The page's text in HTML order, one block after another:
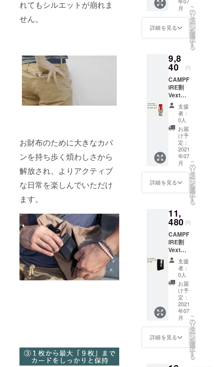
れてもシルエットが崩れま
せん。
お財布のために大きなカバ
ンを持ち歩く煩わしさから
解放され、よりアクティブ
な日常を楽しんでいただけ
ます。
と、予
めご了
ます。
価格が
販売予
定価格
より下
ます。
※使用感
返品に
など、
支援者
様都合
による
返品は
お受け
できま
せんこ
と、予
めご了
承願い
造工程
上の都
合等に
より出
があり
ます。
※皆様の
応援購
入によ
り量産
効率が
向上し
た場
合、正
規販売
価格が
販売予
定価格
より下
がる可
能性も
による
返品に
支援者
様都合
による
返品は
お受け
できま
せんこ
と、予
めご了
承願い
ます。
円］ ＜
リター
ン内容
＞ Vext
Slim
Wallet
カ
ラー：
シル
バー ※
本体税
込、送
料込み
※ご注文
状況、
使用部
材の供
給状
況、製
造工程
上の都
合等に
より出
があり
ます。
※皆様の
応援購
入によ
り量産
効率が
向上し
た場
合、正
規販売
価格が
販売予
定価格
より下
がる可
能性も
月
詳細を見る
こ
の
リ
タ
ー
ン
を
選
択
す
る
9,8
40 円
CAMPF
IRE割
Vext
Slim
Wallet
［一般
販売予
定価
格
12,000
円］ ＜
リター
ン内容
＞ Vext
Slim
Wallet
カ
ラー：
ローズ
ゴール
ド ※本
体税
込、送
料込み
※ご注文
状況、
使用部
材の供
給状
況、製
造工程
上の都
合等に
支援
者：
0人
お届
け予
定：
2021
年07
月
詳細を見る
こ
の
リ
タ
ー
ン
を
選
択
す
る
11,
480 円
CAMPF
IRE割
Vext
Slim
Wallet
［一般
販売予
定価
格
14,000
円］ ＜
リター
ン内容
＞ Vext
Slim
Wallet
支援
者：
0人
お届
け予
定：
2021
年07
月
詳細を見る
こ
の
リ
タ
ー
ン
を
選
択
す
る